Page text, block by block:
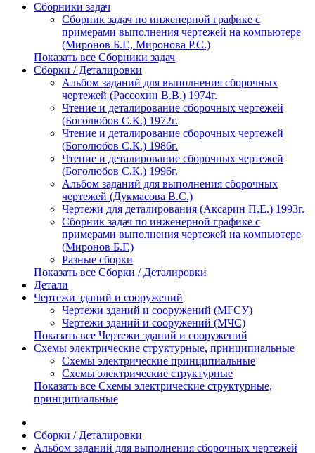
Сборники задач
Сборник задач по инженерной графике с
примерами выполнения чертежей на компьютере
(Миронов Б.Г., Миронова Р.С.)
Показать все Сборники задач
Сборки / Деталировки
Альбом заданий для выполнения сборочных
чертежей (Рассохин В.В.) 1974г.
Чтение и деталирование сборочных чертежей
(Боголюбов С.К.) 1972г.
Чтение и деталирование сборочных чертежей
(Боголюбов С.К.) 1986г.
Чтение и деталирование сборочных чертежей
(Боголюбов С.К.) 1996г.
Альбом заданий для выполнения сборочных
чертежей (Дукмасова В.С.)
Чертежи для деталирования (Аксарин П.Е.) 1993г.
Сборник задач по инженерной графике с
примерами выполнения чертежей на компьютере
(Миронов Б.Г.)
Разные сборки
Показать все Сборки / Деталировки
Детали
Чертежи зданий и сооружений
Чертежи зданий и сооружений (МГСУ)
Чертежи зданий и сооружений (МЧС)
Показать все Чертежи зданий и сооружений
Схемы электрические структурные, принципиальные
Схемы электрические принципиальные
Схемы электрические структурные
Показать все Схемы электрические структурные,
принципиальные
Сборки / Деталировки
Альбом заданий для выполнения сборочных чертежей